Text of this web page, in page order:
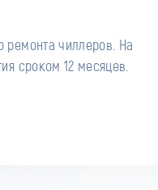
ремонта чиллеров. На
сроком 12 месяцев.